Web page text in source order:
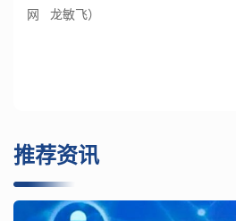
网 龙敏飞）
推荐资讯